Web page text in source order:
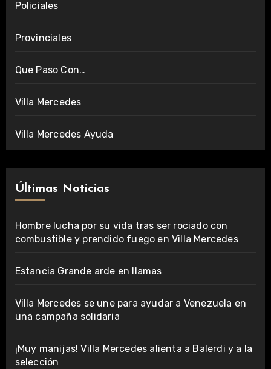
Policiales
Provinciales
Que Paso Con…
Villa Mercedes
Villa Mercedes Ayuda
Últimas Noticias
Hombre lucha por su vida tras ser rociado con
combustible y prendido fuego en Villa Mercedes
Estancia Grande arde en llamas
Villa Mercedes se une para ayudar a Venezuela en
una campaña solidaria
¡Muy manijas! Villa Mercedes alienta a Balerdi y a la
selección